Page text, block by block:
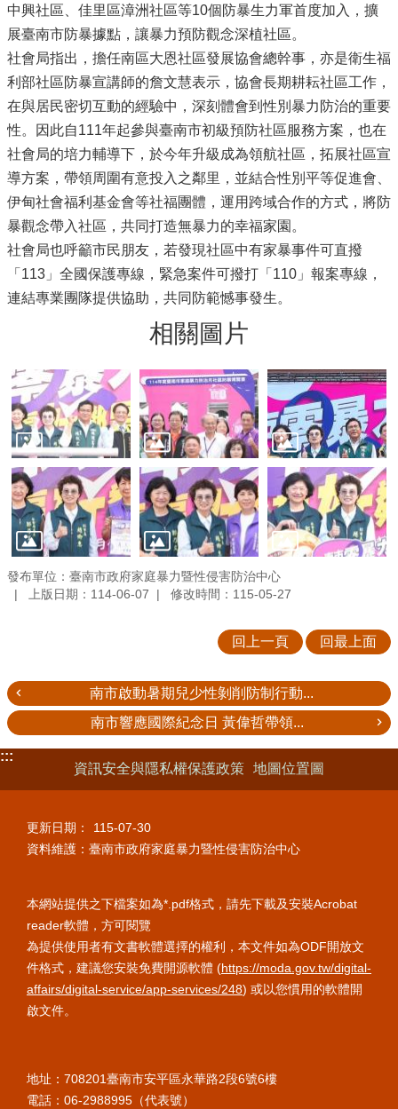
中興社區、佳里區漳洲社區等10個防暴生力軍首度加入，擴
展臺南市防暴據點，讓暴力預防觀念深植社區。
社會局指出，擔任南區大恩社區發展協會總幹事，亦是衛生福
利部社區防暴宣講師的詹文慧表示，協會長期耕耘社區工作，
在與居民密切互動的經驗中，深刻體會到性別暴力防治的重要
性。因此自111年起參與臺南市初級預防社區服務方案，也在
社會局的培力輔導下，於今年升級成為領航社區，拓展社區宣
導方案，帶領周圍有意投入之鄰里，並結合性別平等促進會、
伊甸社會福利基金會等社福團體，運用跨域合作的方式，將防
暴觀念帶入社區，共同打造無暴力的幸福家園。
社會局也呼籲市民朋友，若發現社區中有家暴事件可直撥
「113」全國保護專線，緊急案件可撥打「110」報案專線，
連結專業團隊提供協助，共同防範憾事發生。
相關圖片
發布單位：臺南市政府家庭暴力暨性侵害防治中心
上版日期：114-06-07
修改時間：115-05-27
回上一頁 回最上面
南市啟動暑期兒少性剝削防制行動...
南市響應國際紀念日 黃偉哲帶領...
:::
資訊安全與隱私權保護政策 地圖位置圖
更新日期：
115-07-30
資料維護：臺南市政府家庭暴力暨性侵害防治中心
本網站提供之下檔案如為*.pdf格式，請先下載及安裝Acrobat
reader軟體，方可閱覽
為提供使用者有文書軟體選擇的權利，本文件如為ODF開放文
件格式，建議您安裝免費開源軟體 (https://moda.gov.tw/digital-
affairs/digital-service/app-services/248) 或以您慣用的軟體開
啟文件。
地址：708201臺南市安平區永華路2段6號6樓
電話：06-2988995（代表號）